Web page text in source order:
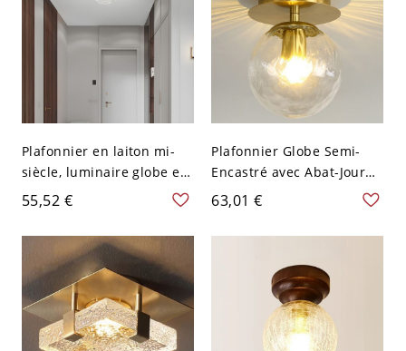
Plafonnier en laiton mi-
siècle, luminaire globe en
verre pour couloir
chambre, lampe d'entrée
profil bas - 110 V-120 V
Transparent
55,52 €
Plafonnier Globe Semi-
Encastré avec Abat-Jour
Vitreux,
LED/Incandescent/Fluores
cent Aurous 1 Lumière
110V-120V
63,01 €